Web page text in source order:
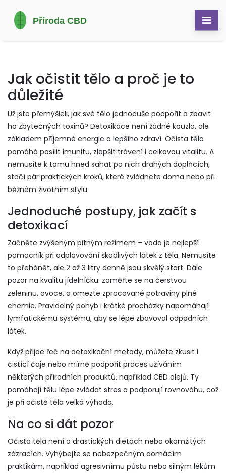
Jak očistit tělo a proč je to
důležité
Už jste přemýšleli, jak své tělo jednoduše podpořit a zbavit
ho zbytečných toxinů? Detoxikace není žádné kouzlo, ale
základem příjemné energie a lepšího zdraví. Očista těla
pomáhá posílit imunitu, zlepšit trávení i celkovou vitalitu. A
nemusíte k tomu hned sahat po nich drahých doplňcích,
stačí pár praktických kroků, které zvládnete doma nebo při
běžném životním stylu.
Jednoduché postupy, jak začít s
detoxikací
Začněte zvýšeným pitným režimem – voda je nejlepší
pomocník při odplavování škodlivých látek z těla. Nemusíte
to přehánět, ale 2 až 3 litry denně jsou skvělý start. Dále
pozor na kvalitu jídelníčku: zaměřte se na čerstvou
zeleninu, ovoce, a omezte zpracované potraviny plné
chemie. Pravidelný pohyb i krátké procházky napomáhají
lymfatickému systému, aby se lépe zbavoval odpadních
látek.
Když přijde řeč na detoxikační metody, můžete zkusit i
čistící čaje nebo mírně podpořit proces užíváním
některých přírodních produktů, například CBD olejů. Ty
pomáhají tělu lépe zvládat stres a podporují rovnováhu, což
je při očistě těla velká výhoda.
Na co si dát pozor
Očista těla není o drastických dietách nebo okamžitých
zázracích. Vyhýbejte se nebezpečným domácím
praktikám, například agresivnímu půstu nebo silným lékům